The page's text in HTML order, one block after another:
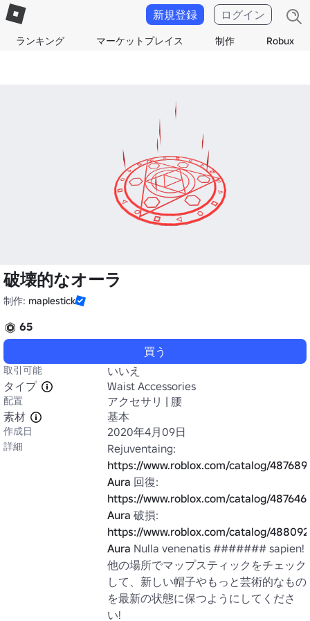
ランキング マーケットプレイス 制作 Robux
新規登録 ログイン
破壊的なオーラ
制作: maplestick
65
買う
取引可能
いいえ
タイプ
Waist Accessories
配置
アクセサリ | 腰
素材
基本
作成日 2020年4月09日
詳細
https://www.roblox.com/catalog/
Aura
https://www.roblox.com/catalog/
Aura
https://www.roblox.com/catalog/
Aura Nulla venenatis ####### sapien!
他の場所でマップスティックをチェック
して、新しい帽子やもっと芸術的なもの
を最新の状態に保つようにしてくださ
い!